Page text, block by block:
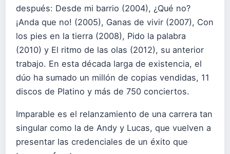
después: Desde mi barrio (2004), ¿Qué no?
¡Anda que no! (2005), Ganas de vivir (2007), Con
los pies en la tierra (2008), Pido la palabra
(2010) y El ritmo de las olas (2012), su anterior
trabajo. En esta década larga de existencia, el
dúo ha sumado un millón de copias vendidas, 11
discos de Platino y más de 750 conciertos.
Imparable es el relanzamiento de una carrera tan
singular como la de Andy y Lucas, que vuelven a
presentar las credenciales de un éxito que